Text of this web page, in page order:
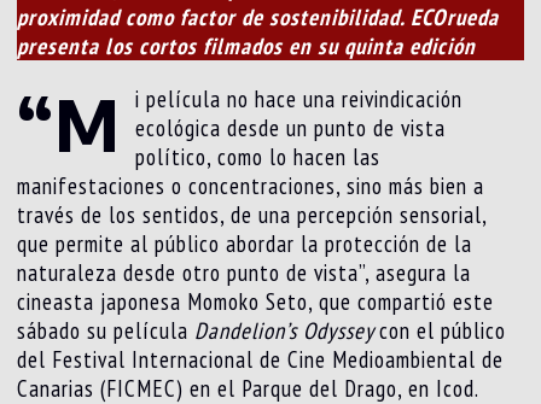
proximidad como factor de sostenibilidad. ECOrueda
presenta los cortos filmados en su quinta edición
“M
i película no hace una reivindicación
ecológica desde un punto de vista
político, como lo hacen las
manifestaciones o concentraciones, sino más bien a
través de los sentidos, de una percepción sensorial,
que permite al público abordar la protección de la
naturaleza desde otro punto de vista”, asegura la
cineasta japonesa Momoko Seto, que compartió este
sábado su película Dandelion’s Odysseycon el público
del Festival Internacional de Cine Medioambiental de
Canarias (FICMEC) en el Parque del Drago, en Icod.